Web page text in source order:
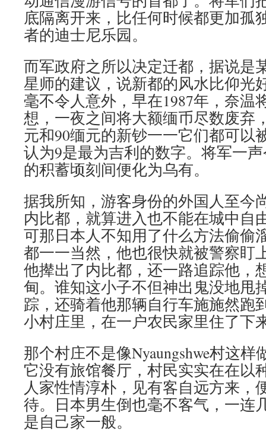
底隔离开来，比任何时候都更加孤
者的迪士尼乐园。
而军政府之所以决定迁都，据说是
星师的建议，说新都的风水比仰光
毫不令人意外，早在1987年，奈温
想，一夜之间将大额缅币尽数废弃
元和90缅元的新钞一一它们都可以
认为9是最为吉利的数字。将军一
的积蓄顷刻间便化为乌有。
据我所知，游客身份的外国人至今
内比都，就算进入也不能在城中自
可那日本人不知用了什么方法偷偷
都一一当然，他也很快就被警察盯
他撵出了内比都，还一路追踪他，
甸。谁知这小子不但神出鬼没地甩
踪，还骑着他那辆自行车施施然跑
小村庄里，在一户农民家里住了下
那个村庄不是像Nyaungshwe村这
它没有旅馆餐厅，村民实实在在以
人家性情淳朴，见有客自远方来，
待。日本男生倒也毫不客气，一连
是自己家一般。